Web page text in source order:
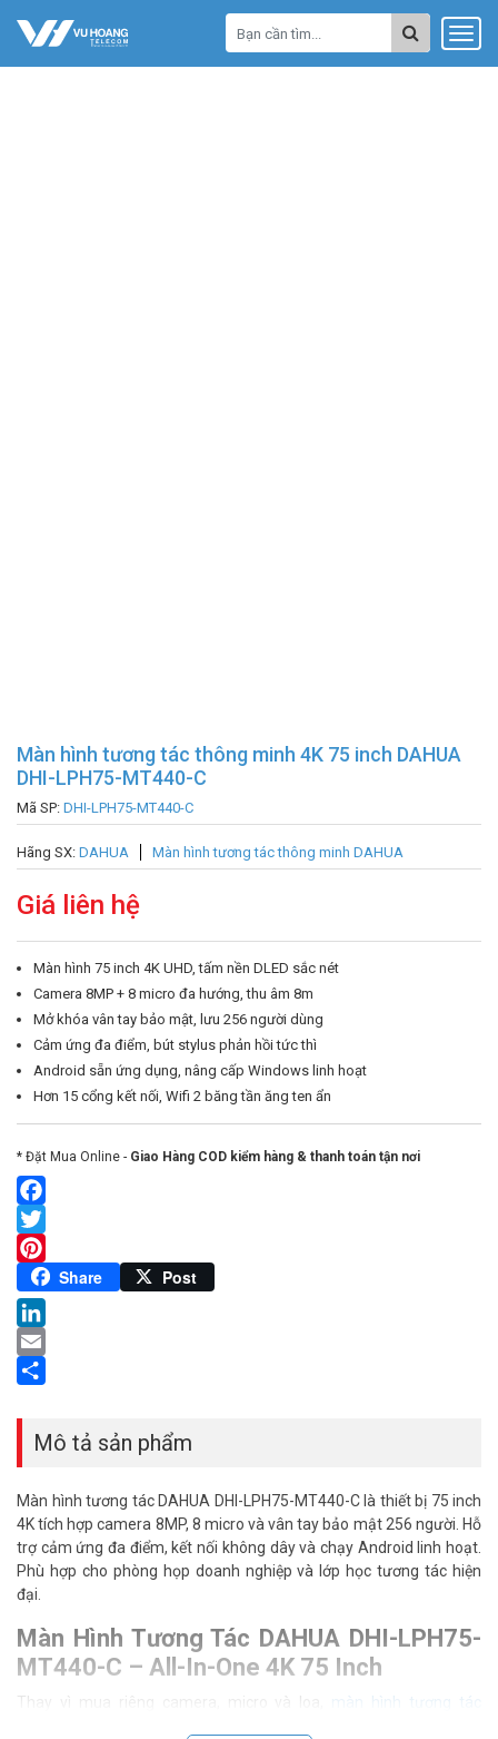
Màn hình tương tác thông minh 4K 75 inch DAHUA
DHI-LPH75-MT440-C
Mã SP: DHI-LPH75-MT440-C
Hãng SX: DAHUA Màn hình tương tác thông minh DAHUA
Giá liên hệ
Màn hình 75 inch 4K UHD, tấm nền DLED sắc nét
Camera 8MP + 8 micro đa hướng, thu âm 8m
Mở khóa vân tay bảo mật, lưu 256 người dùng
Cảm ứng đa điểm, bút stylus phản hồi tức thì
Android sẵn ứng dụng, nâng cấp Windows linh hoạt
Hơn 15 cổng kết nối, Wifi 2 băng tần ăng ten ẩn
* Đặt Mua Online - Giao Hàng COD kiểm hàng & thanh toán tận nơi
Facebook
Twitter
Pinterest
Share Post
LinkedIn
Email
Mô tả sản phẩm
Màn hình tương tác DAHUA DHI-LPH75-MT440-C là thiết bị 75 inch
4K tích hợp camera 8MP, 8 micro và vân tay bảo mật 256 người. Hỗ
trợ cảm ứng đa điểm, kết nối không dây và chạy Android linh hoạt.
Phù hợp cho phòng họp doanh nghiệp và lớp học tương tác hiện
đại.
Màn Hình Tương Tác DAHUA DHI-LPH75-
MT440-C – All-In-One 4K 75 Inch
Thay vì mua riêng camera, micro và loa,
màn hình tương tác